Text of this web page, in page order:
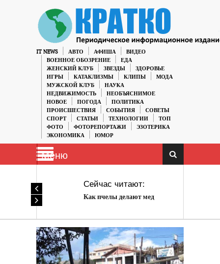
IT NEWS АВТО АФИША
ВИДЕО
ВОЕННОЕ ОБОЗРЕНИЕ
ЕДА
ЖЕНСКИЙ КЛУБ
ЗВЕЗДЫ
ЗДОРОВЬЕ
ИГРЫ
КАТАКЛИЗМЫ КЛИПЫ
МОДА
МУЖСКОЙ КЛУБ
НАУКА
НЕДВИЖИМОСТЬ
НЕОБЪЯСНИМОЕ
НОВОЕ
ПОГОДА
ПОЛИТИКА
ПРОИСШЕСТВИЯ
СОБЫТИЯ
СОВЕТЫ
СПОРТ
СТАТЬИ ТЕХНОЛОГИИ
ТОП
ФОТО
ФОТОРЕПОРТАЖИ
ЭЗОТЕРИКА
ЭКОНОМИКА
ЮМОР
Меню
Сейчас читают:
Как пчелы делают мед